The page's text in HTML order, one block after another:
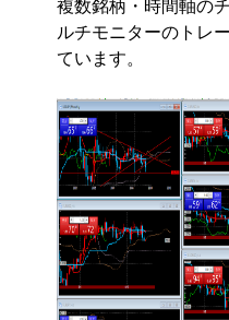
複数銘柄・時間軸の
ルチモニターのトレ
ています。